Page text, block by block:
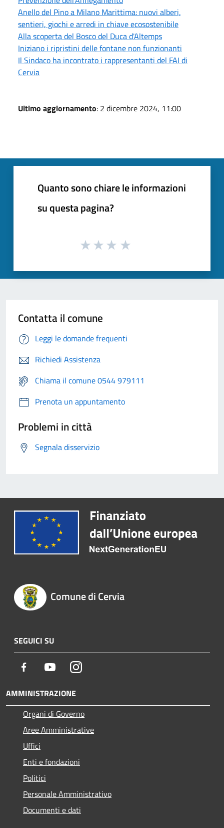
Anello del Pino a Milano Marittima: nuovi alberi,
sentieri, giochi e arredi in chiave ecosostenibile
Alla scoperta del Bosco del Duca d'Altemps
Iniziano i ripristini delle fontane non funzionanti
Il Sindaco ha incontrato i rappresentanti del FAI di
Cervia
Ultimo aggiornamento: 2 dicembre 2024, 11:00
Quanto sono chiare le informazioni
su questa pagina?
Contatta il comune
Leggi le domande frequenti
Richiedi Assistenza
Chiama il comune 0544 979111
Prenota un appuntamento
Problemi in città
Segnala disservizio
Comune di Cervia
SEGUICI SU
Facebook YoutubeInstagram
AMMINISTRAZIONE
Organi di Governo
Aree Amministrative
Uffici
Enti e fondazioni
Politici
Personale Amministrativo
Documenti e dati